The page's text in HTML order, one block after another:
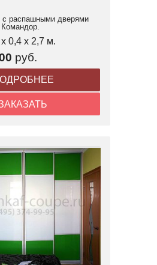
распашными дверями
0,4 x 2,7 м.
руб.